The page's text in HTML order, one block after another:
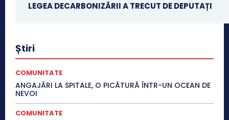
LEGEA DECARBONIZĂRII A TRECUT DE DEPUTAȚI
Știri
COMUNITATE
ANGAJĂRI LA SPITALE, O PICĂTURĂ ÎNTR-UN OCEAN DE
NEVOI
COMUNITATE